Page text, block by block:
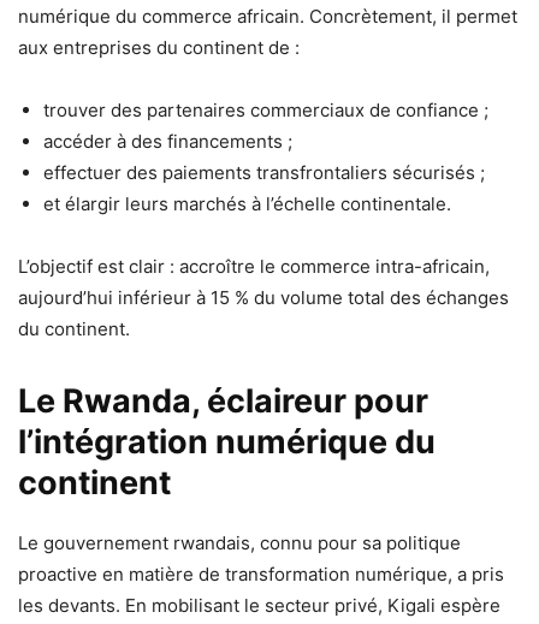
numérique du commerce africain. Concrètement, il permet
aux entreprises du continent de :
trouver des partenaires commerciaux de confiance ;
accéder à des financements ;
effectuer des paiements transfrontaliers sécurisés ;
et élargir leurs marchés à l’échelle continentale.
L’objectif est clair : accroître le commerce intra-africain,
aujourd’hui inférieur à 15 % du volume total des échanges
du continent.
Le Rwanda, éclaireur pour
l’intégration numérique du
continent
Le gouvernement rwandais, connu pour sa politique
proactive en matière de transformation numérique, a pris
les devants. En mobilisant le secteur privé, Kigali espère